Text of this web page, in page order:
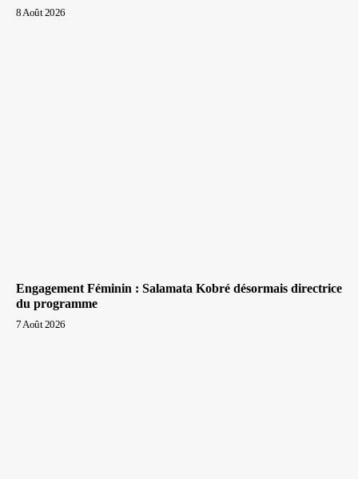
8 Août 2026
Engagement Féminin : Salamata Kobré désormais directrice
du programme
7 Août 2026